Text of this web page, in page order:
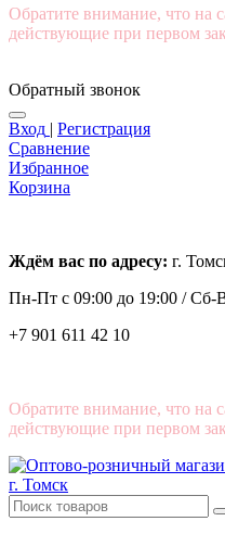
Обратите внимание, что на
действующие при первом
Обратный звонок
Вход | Регистрация
Сравнение
Избранное
Корзина
Ждём вас по адресу: г.
Пн-Пт с 09:00 до 19:00 /Сб-
+7 901 611 42 10
Обратите внимание, что на
действующие при первом